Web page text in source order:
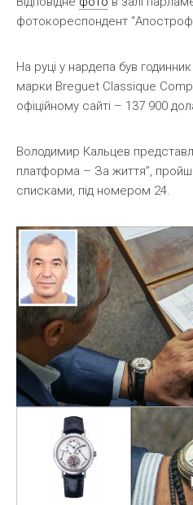
фотокореспондент
На руці у нардепа був
марки Breguet Classique
офіційному сайті – 137 900
Володимир Кальцев
платформа – За життя”,
списками, під номером 24.